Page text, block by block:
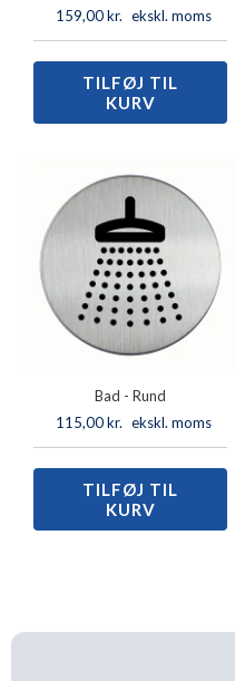
159,00kr. ekskl. moms
WiFi
-
Firkantet
TILFØJ TIL
KURV
Bad - Rund
115,00kr. ekskl. moms
Bad
-
Rund
TILFØJ TIL
KURV